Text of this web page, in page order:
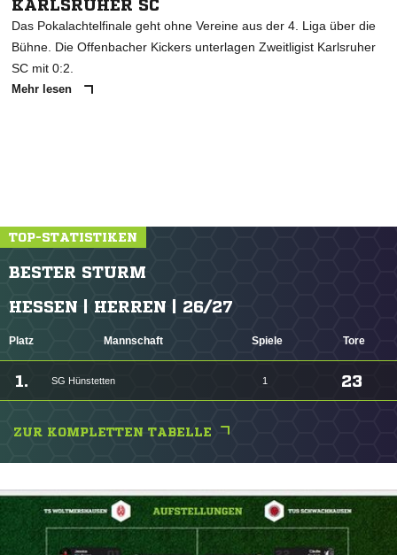
KARLSRUHER SC
Das Pokalachtelfinale geht ohne Vereine aus der 4. Liga über die
Bühne. Die Offenbacher Kickers unterlagen Zweitligist Karlsruher
SC mit 0:2.
Mehr lesen
TOP-STATISTIKEN
BESTER STURM
HESSEN | HERREN | 26/27
Platz Mannschaft Spiele Tore
1. SG Hünstetten 1 23
ZUR KOMPLETTEN TABELLE